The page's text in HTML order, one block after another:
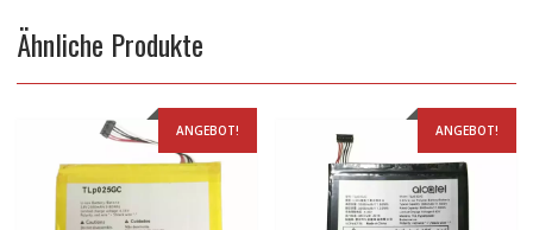
Ähnliche Produkte
ANGEBOT! ANGEBOT!